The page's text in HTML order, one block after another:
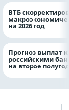
ВТБ
на 2026 год
Прогноз выплат
российскими
на второе